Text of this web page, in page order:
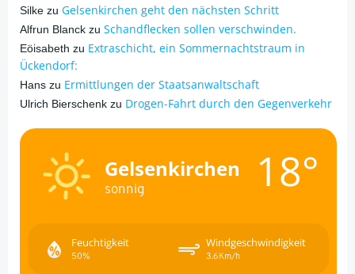
Silke zu Gelsenkirchen geht den nächsten Schritt
Alfrun Blanck zu Schandflecken sollen verschwinden.
Eöisabeth zu Extraschicht, ein Sommernachtstraum in
Ückendorf:
Hans zu Ermittlungen der Staatsanwaltschaft
Ulrich Bierschenk zu Drogen-Fahrt durch den Gegenverkehr
Gelsenkirchen
sonnig 18°
Feuchtigkeit
50%
Windgeschwindigkeit
3.6Km/h